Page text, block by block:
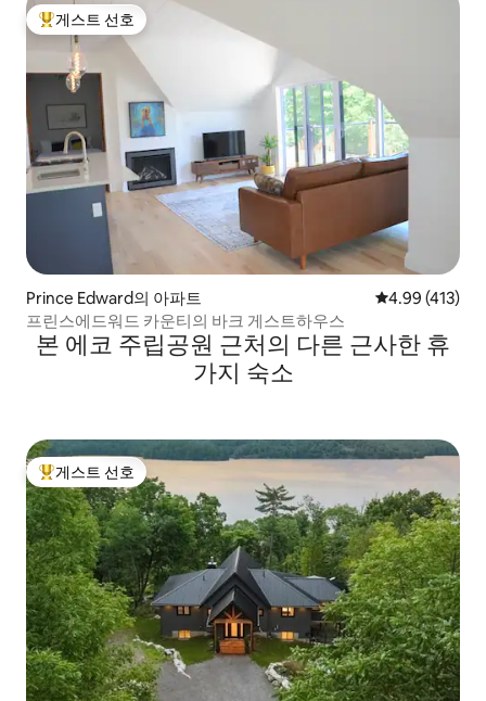
상위 게스트 선호
게스트 선호
Prince Edward의 아파트 평점 4.99점(5
4.99 (413)
프린스에드워드 카운티의 바크 게스트하우스
본 에코 주립공원 근처의 다른 근사한 휴
가지 숙소
상위 게스트 선호
게스트 선호